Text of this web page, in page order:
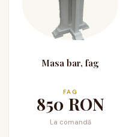
Masa bar, fag
FAG
850 RON
La comandă